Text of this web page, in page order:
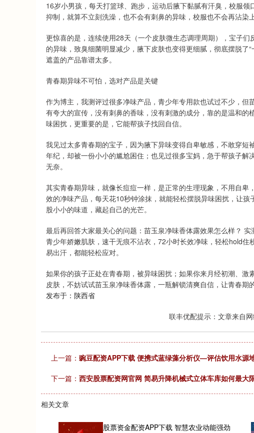
16岁小男孩，每天打篮球、跑步，运动后腋下黏腻有汗臭，校服
抑制，就算不立刻洗澡，也不会有刺鼻的异味，校服也不会再沾染
更惊喜的是，连续使用28天（一个皮肤微生态调理周期），宝子
的异味，致臭细菌明显减少，腋下皮肤也变得更细腻，彻底摆脱
遮盖的产品靠谱太多。
青春期异味不可怕，选对产品是关键
作为博主，我测评过很多净味产品，青少年专用款也试过不少，
有夸大的宣传，没有刺鼻的香味，没有刺激的成分，靠的是温和
味困扰，更重要的是，它能帮孩子找回自信。
我见过太多青春期的宝子，因为腋下异味变得自卑敏感，不敢穿
年纪，却被一份小小的尴尬困住；也见过很多宝妈，急于帮孩子
无奈。
其实青春期异味，就像长痘痘一样，是正常的生理现象，不用自
效的净味产品，每天花10秒钟涂抹，就能轻松摆脱异味困扰，让
股小小的味道，藏起自己的光芒。
最后再回答大家最关心的问题：苗玉泉净味香体露效果怎么样？
青少年娇嫩肌肤，速干无痕不沾衣，72小时长效净味，轻松hold
易出汗，都能轻松应对。
如果你的孩子正处在青春期，被异味困扰；如果你来月经初潮、
皮肤，不妨试试苗玉泉净味香体露，一瓶解锁清爽自信，让青春期
发布于：陕西省
联丰优配提示：文章来自网
上一篇： 豌豆配资APP下载 便携式蓝绿藻分析仪—评估饮用水源
下一篇： 西安股票配资网官网 简易升降机械式立体车库如何最大
相关文章
股票资金配资APP下载 智慧农业动能强劲